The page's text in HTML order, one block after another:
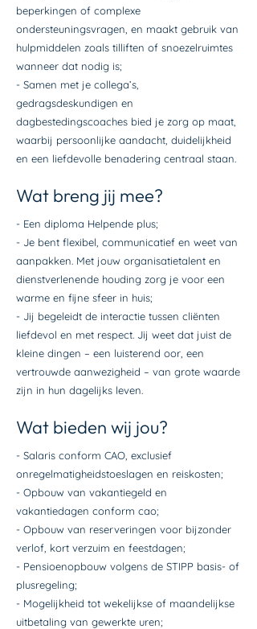
beperkingen of complexe
ondersteuningsvragen, en maakt gebruik van
hulpmiddelen zoals tilliften of snoezelruimtes
wanneer dat nodig is;
- Samen met je collega’s,
gedragsdeskundigen en
dagbestedingscoaches bied je zorg op maat,
waarbij persoonlijke aandacht, duidelijkheid
en een liefdevolle benadering centraal staan.
Wat breng jij mee?
- Een diploma Helpende plus;
- Je bent flexibel, communicatief en weet van
aanpakken. Met jouw organisatietalent en
dienstverlenende houding zorg je voor een
warme en fijne sfeer in huis;
- Jij begeleidt de interactie tussen cliënten
liefdevol en met respect. Jij weet dat juist de
kleine dingen – een luisterend oor, een
vertrouwde aanwezigheid – van grote waarde
zijn in hun dagelijks leven.
Wat bieden wij jou?
- Salaris conform CAO, exclusief
onregelmatigheidstoeslagen en reiskosten;
- Opbouw van vakantiegeld en
vakantiedagen conform cao;
- Opbouw van reserveringen voor bijzonder
verlof, kort verzuim en feestdagen;
- Pensioenopbouw volgens de STIPP basis- of
plusregeling;
- Mogelijkheid tot wekelijkse of maandelijkse
uitbetaling van gewerkte uren;